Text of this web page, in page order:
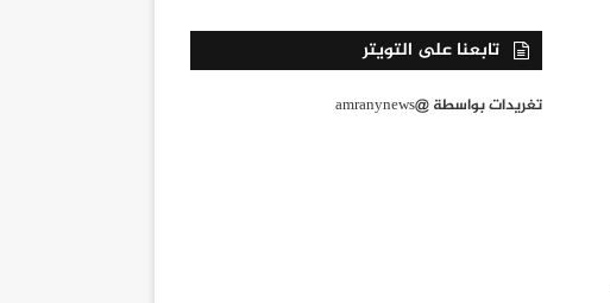
تابعنا على التويتر
تغريدات بواسطة @amranynews